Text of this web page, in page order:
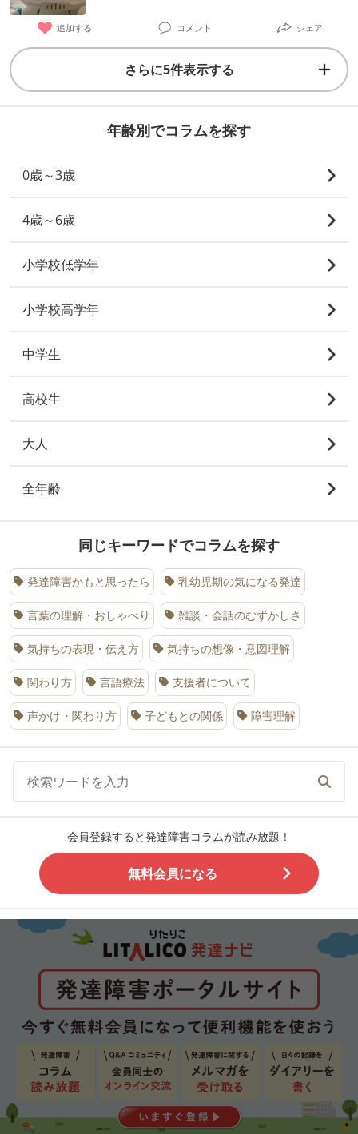
追加する コメント シェア
さらに5件表示する
年齢別でコラムを探す
0歳～3歳
4歳～6歳
小学校低学年
小学校高学年
中学生
高校生
大人
全年齢
同じキーワードでコラムを探す
発達障害かもと思ったら 乳幼児期の気になる発達
言葉の理解・おしゃべり 雑談・会話のむずかしさ
気持ちの表現・伝え方 気持ちの想像・意図理解
関わり方 言語療法 支援者について
声かけ・関わり方 子どもとの関係 障害理解
会員登録すると発達障害コラムが読み放題！
無料会員になる